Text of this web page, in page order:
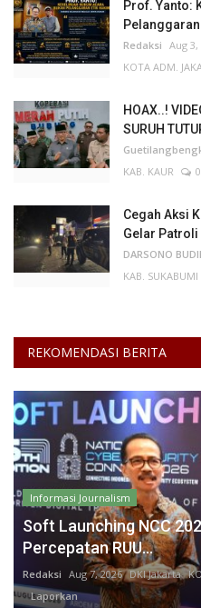
Prof. Yanto:
Pelanggaran
Redaksi Aug 3,
KOTA ADM.
HOAX..!
SURUH
KAB. KAUR
0
Cegah Aksi
Gelar Patroli
DARSONO
KAB. SUKABUMI
REKOMENDASI BERITA
Informasi Journalism
Soft Launching NCC
Percepatan RUU...
Redaksi Aug 7, 2026 DKI Jakarta
Laporkan